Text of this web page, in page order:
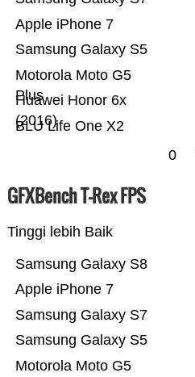
BLU Life One X2
Huawei Honor 6x
(2016)
Motorola Moto G5
Plus
Samsung Galaxy S5
Apple iPhone 7
0
GFXBench T-Rex FPS
Tinggi lebih Baik
Motorola Moto G5
Samsung Galaxy S5
Samsung Galaxy S7
Apple iPhone 7
Samsung Galaxy S8